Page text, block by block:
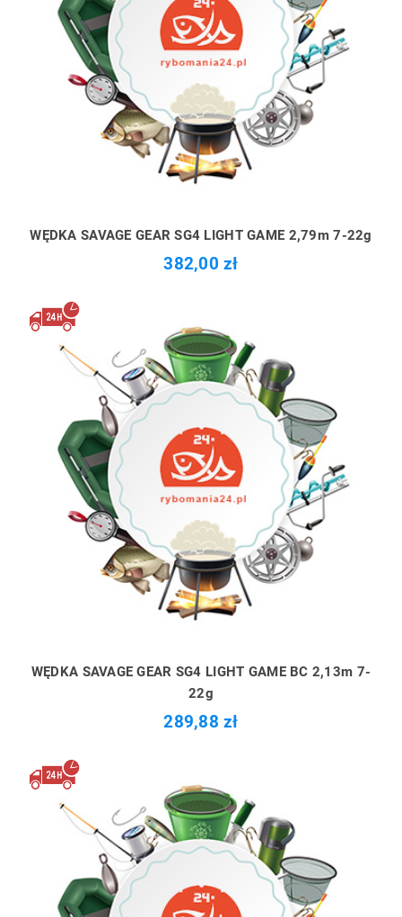
WĘDKA SAVAGE GEAR SG4 LIGHT GAME 2,79m 7-22g
382,00 zł
WĘDKA SAVAGE GEAR SG4 LIGHT GAME BC 2,13m 7-
22g
289,88 zł